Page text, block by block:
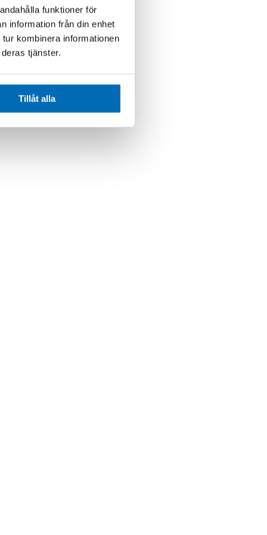
funktioner för
information från din enhet
kombinera informationen
tjänster.
Tillåt alla